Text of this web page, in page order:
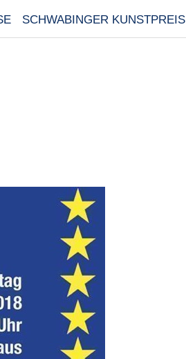
SCHWABINGER KUNSTPREIS